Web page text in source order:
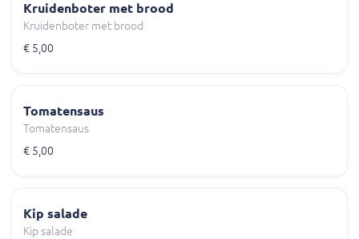
Kruidenboter met brood
Kruidenboter met brood
€ 5,00
Tomatensaus
Tomatensaus
€ 5,00
Kip salade
Kip salade